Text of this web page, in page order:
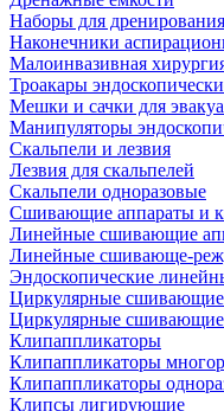
Наборы для
Наконечники
Малоинвазивная
Троакары
Мешки и сачки для
Манипуляторы
Скальпели и лезвия
Лезвия для скальпелей
Скальпели одноразовые
Сшивающие аппараты и
Линейные сшивающие
Линейные сшивающе-
Эндоскопические
Циркулярные сшивающие
Циркулярные сшивающие
Клипаппликаторы
Клипаппликаторы
Клипаппликаторы
Клипсы лигирующие